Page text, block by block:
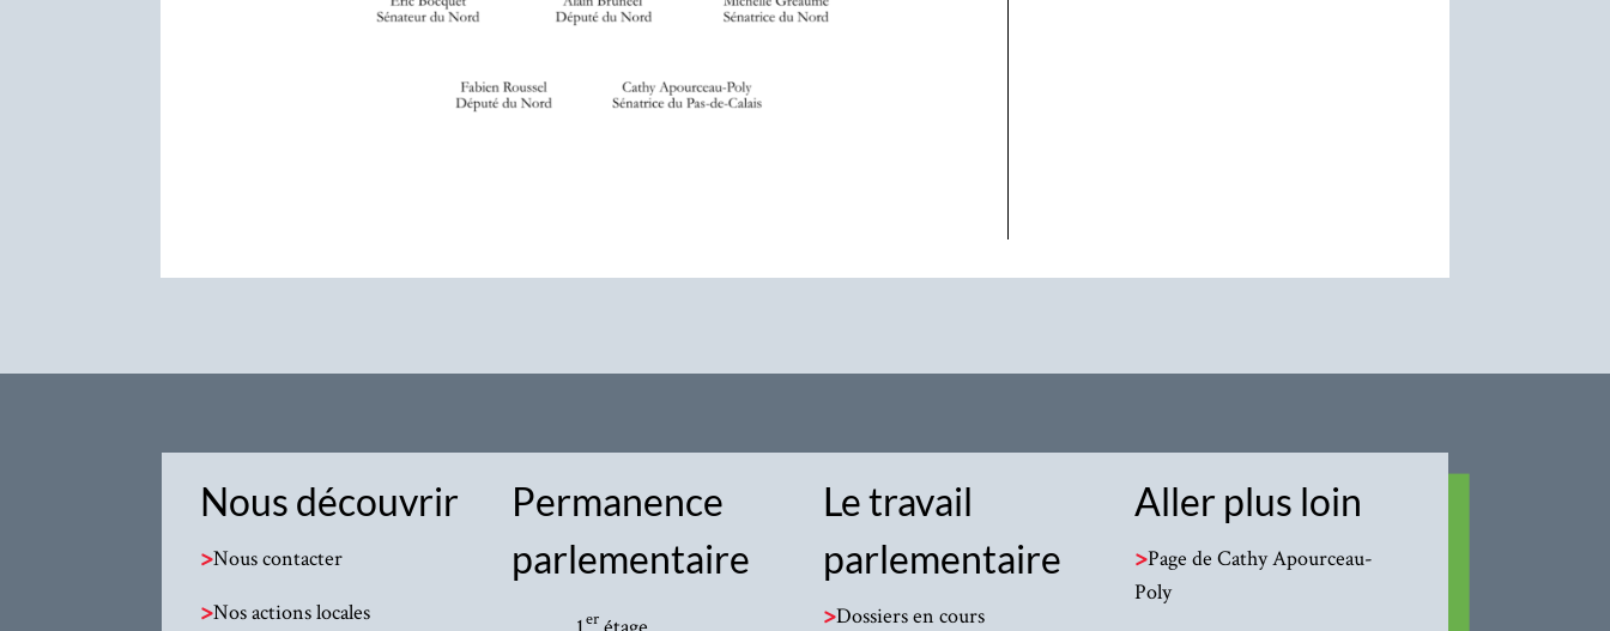
Nous découvrir
>Nous contacter
>Nos actions locales
Permanence
parlementaire
1er étage
Le travail
parlementaire
>Dossiers en cours
Aller plus loin
>Page de Cathy Apourceau-
Poly